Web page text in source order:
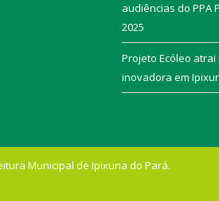
audiências do PPA
2025
Projeto Ecóleo
inovadora em
Municipal de Ipixuna do Pará.